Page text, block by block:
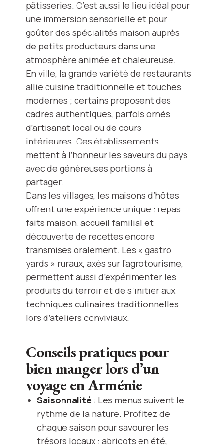
pâtisseries. C’est aussi le lieu idéal pour
une immersion sensorielle et pour
goûter des spécialités maison auprès
de petits producteurs dans une
atmosphère animée et chaleureuse.
En ville, la grande variété de restaurants
allie cuisine traditionnelle et touches
modernes ; certains proposent des
cadres authentiques, parfois ornés
d’artisanat local ou de cours
intérieures. Ces établissements
mettent à l’honneur les saveurs du pays
avec de généreuses portions à
partager.
Dans les villages, les maisons d’hôtes
offrent une expérience unique : repas
faits maison, accueil familial et
découverte de recettes encore
transmises oralement. Les « gastro
yards » ruraux, axés sur l’agrotourisme,
permettent aussi d’expérimenter les
produits du terroir et de s’initier aux
techniques culinaires traditionnelles
lors d’ateliers conviviaux.
Conseils pratiques pour
bien manger lors d’un
voyage en Arménie
Saisonnalité : Les menus suivent le
rythme de la nature. Profitez de
chaque saison pour savourer les
trésors locaux : abricots en été,